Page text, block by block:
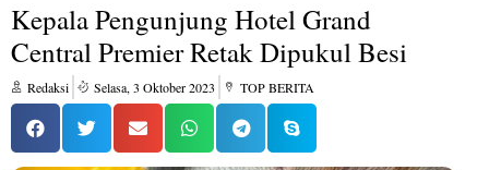
Kepala Pengunjung Hotel Grand
Central Premier Retak Dipukul Besi
Redaksi Selasa, 3 Oktober 2023 TOP BERITA